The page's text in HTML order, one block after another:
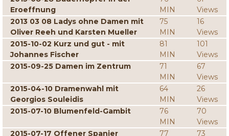
Eroeffnung
MIN
Views
2013 03 08 Ladys ohne Damen mit
Oliver Reeh und Karsten Mueller
75
MIN
16
Views
2015-10-02 Kurz und gut - mit
Johannes Fischer
81
MIN
101
Views
2015-09-25 Damen im Zentrum
71
MIN
67
Views
2015-04-10 Dramenwahl mit
Georgios Souleidis
64
MIN
26
Views
2015-07-10 Blumenfeld-Gambit
76
MIN
70
Views
2015-07-17 Offener Spanier
77
73